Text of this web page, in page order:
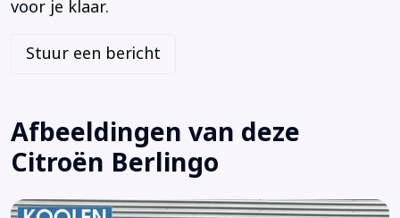
Centrale deurvergrendeling met afstandsbediening
Connected services
Elektrische ramen voor
Elektronische remkrachtverdeling
voor je klaar.
Stuur een bericht
Afbeeldingen van deze
Citroën Berlingo